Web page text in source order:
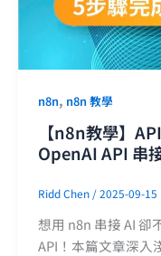
n8n, n8n 教學
【n8n教學】
OpenAI API 串
Ridd Chen /2025-09-15
想用 n8n 串接 AI 卻
API！本篇文章深入